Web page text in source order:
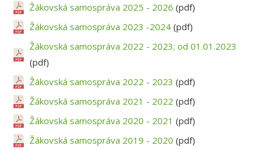
KONTAKTY
Žákovská samospráva 2025 - 2026 (pdf)
Žákovská samospráva 2023 -2024 (pdf)
Žákovská samospráva 2022 - 2023; od 01.01.2023
(pdf)
Žákovská samospráva 2022 - 2023 (pdf)
Žákovská samospráva 2021 - 2022 (pdf)
Žákovská samospráva 2020 - 2021 (pdf)
Žákovská samospráva 2019 - 2020 (pdf)